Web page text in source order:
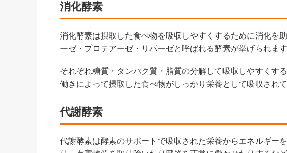
消化酵素
消化酵素は摂取した食べ物を吸収しやすくするために消化を
ーゼ・プロテアーゼ・リパーゼと呼ばれる酵素が挙げられます
それぞれ糖質・タンパク質・脂質の分解して吸収しやすくす
働きによって摂取した食べ物がしっかり栄養として吸収され
代謝酵素
代謝酵素は酵素のサポートで吸収された栄養からエネルギー